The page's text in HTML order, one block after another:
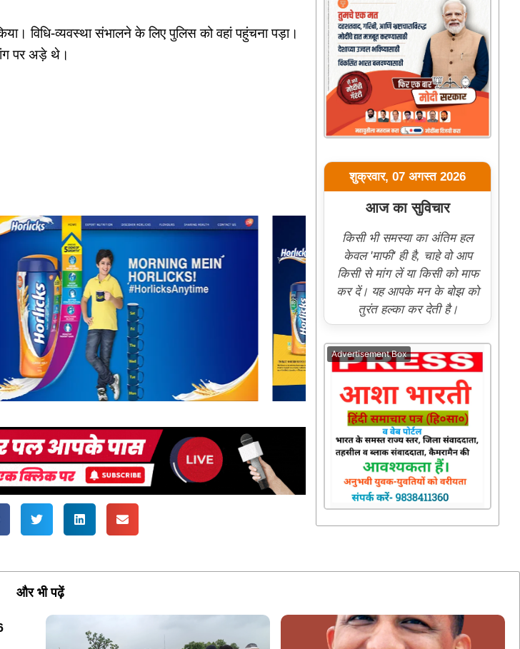
विधि-व्‍यवस्‍था संभालने के लिए पुलिस को वहां पहुंचना पड़ा।
पर अड़े थे।
शुक्रवार, 07 अगस्त 2026
आज का सुविचार
किसी भी समस्या का अंतिम हल
केवल 'माफी' ही है, चाहे वो आप
किसी से मांग लें या किसी को माफ
कर दें। यह आपके मन के बोझ को
तुरंत हल्का कर देती है।
Advertisement Box
और भी पढ़ें